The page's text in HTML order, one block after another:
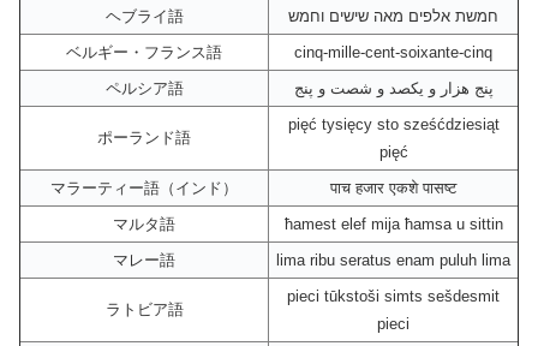
ヘブライ語
חמשת אלפים מאה שישים וחמש
ベルギー・フランス語
cinq-mille-cent-soixante-cinq
ペルシア語
پنج هزار و یکصد و شصت و پنج
ポーランド語
pięć tysięcy sto sześćdziesiąt
pięć
マラーティー語（インド）
पाच हजार एकशे पासष्ट
マルタ語
ħamest elef mija ħamsa u sittin
マレー語
lima ribu seratus enam puluh lima
ラトビア語
pieci tūkstoši simts sešdesmit
pieci